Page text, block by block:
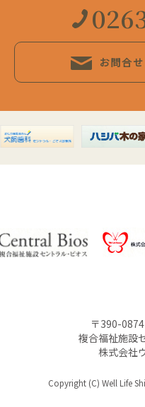
お問合
〒390-
複合福祉施設
株式会社
Copyright (C) Well Life